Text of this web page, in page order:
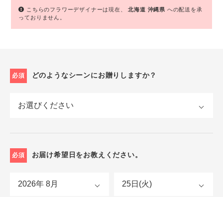
こちらのフラワーデザイナーは現在、北海道 沖縄県 への配送を承
っておりません。
必須 どのようなシーンにお贈りしますか？
必須 お届け希望日をお教えください。